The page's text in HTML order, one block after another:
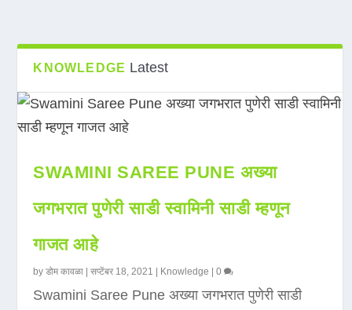
KNOWLEDGE Latest
SWAMINI SAREE PUNE अख्या
जगभरात पुणेरी साडी स्वामिनी साडी म्हणून
गाजत आहे
byडोम कावळा |सप्टेंबर 18, 2021 Knowledge |0
Swamini Saree Pune अख्या जगभरात पुणेरी साडी